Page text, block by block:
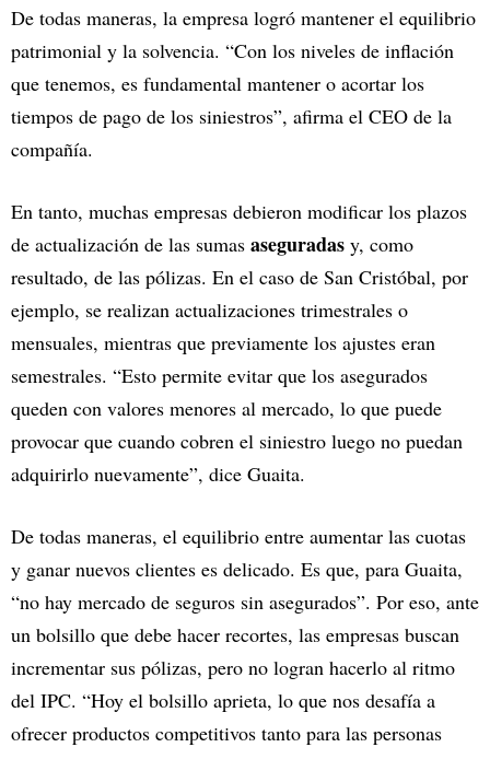
De todas maneras, la empresa logró mantener el equilibrio
patrimonial y la solvencia. “Con los niveles de inflación
que tenemos, es fundamental mantener o acortar los
tiempos de pago de los siniestros”, afirma el CEO de la
compañía.
En tanto, muchas empresas debieron modificar los plazos
de actualización de las sumas aseguradas y, como
resultado, de las pólizas. En el caso de San Cristóbal, por
ejemplo, se realizan actualizaciones trimestrales o
mensuales, mientras que previamente los ajustes eran
semestrales. “Esto permite evitar que los asegurados
queden con valores menores al mercado, lo que puede
provocar que cuando cobren el siniestro luego no puedan
adquirirlo nuevamente”, dice Guaita.
De todas maneras, el equilibrio entre aumentar las cuotas
y ganar nuevos clientes es delicado. Es que, para Guaita,
“no hay mercado de seguros sin asegurados”. Por eso, ante
un bolsillo que debe hacer recortes, las empresas buscan
incrementar sus pólizas, pero no logran hacerlo al ritmo
del IPC. “Hoy el bolsillo aprieta, lo que nos desafía a
ofrecer productos competitivos tanto para las personas